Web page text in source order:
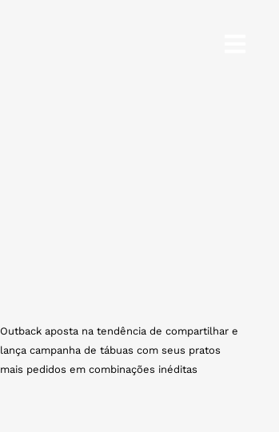
Outback aposta na tendência de compartilhar e
lança campanha de tábuas com seus pratos
mais pedidos em combinações inéditas